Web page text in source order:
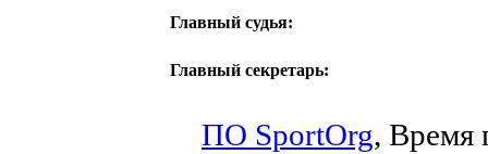
Главный судья:
Главный секретарь:
ПО SportOrg, Время